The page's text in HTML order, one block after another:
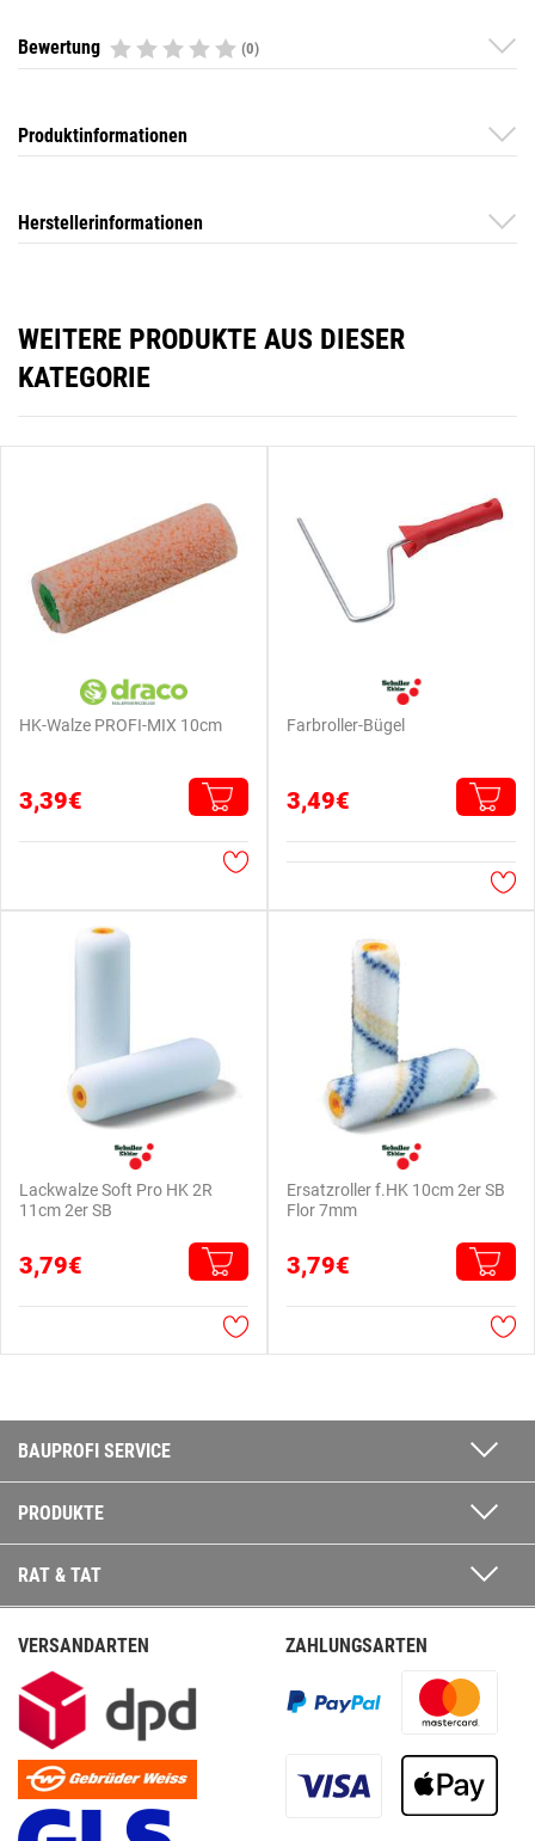
Bewertung (0)
Produktinformationen
Herstellerinformationen
WEITERE PRODUKTE AUS DIESER
KATEGORIE
HK-Walze PROFI-MIX 10cm
3,39€
Farbroller-Bügel
3,49€
Lackwalze Soft Pro HK 2R
11cm 2er SB
3,79€
Ersatzroller f.HK 10cm 2er SB
Flor 7mm
3,79€
BAUPROFI SERVICE
PRODUKTE
RAT & TAT
VERSANDARTEN ZAHLUNGSARTEN